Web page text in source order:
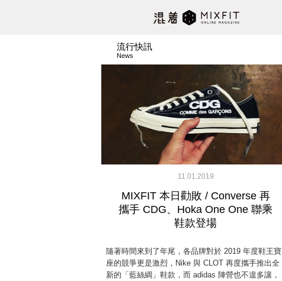
流行快訊
News
11.01.2019
MIXFIT 本日勸敗 / Converse 再
攜手 CDG、Hoka One One 聯乘
鞋款登場
隨著時間來到了年尾，各品牌對於 2019 年度鞋王寶
座的競爭更是激烈，Nike 與 CLOT 再度攜手推出全
新的「藍絲綢」鞋款，而 adidas 陣營也不遑多讓，